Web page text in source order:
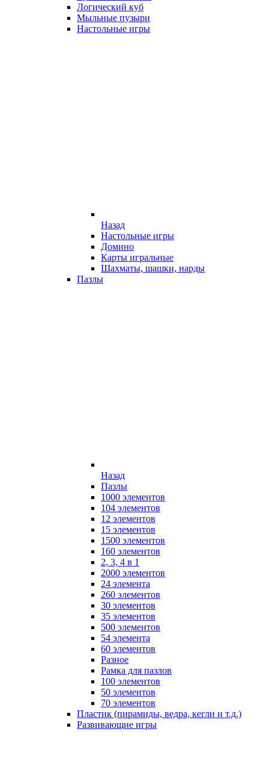
Логический куб
Мыльные пузыри
Настольные игры
Назад
Настольные игры
Домино
Карты игральные
Шахматы, шашки, нарды
Пазлы
Назад
Пазлы
1000 элементов
104 элементов
12 элементов
15 элементов
1500 элементов
160 элементов
2, 3, 4 в 1
2000 элементов
24 элемента
260 элементов
30 элементов
35 элементов
500 элементов
54 элемента
60 элементов
Разное
Рамка для пазлов
100 элементов
50 элементов
70 элементов
Пластик (пирамиды, ведра, кегли и т.д.)
Развивающие игры